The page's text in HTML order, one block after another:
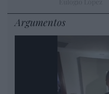
Argumentos